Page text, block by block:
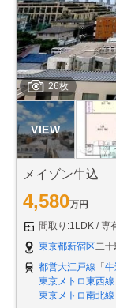
26枚
メイゾン牛込
4,580万円
間取り:1LDK
専
東京都新宿区二
都営大江戸線 「 牛
東京メトロ東西線
東京メトロ南北線